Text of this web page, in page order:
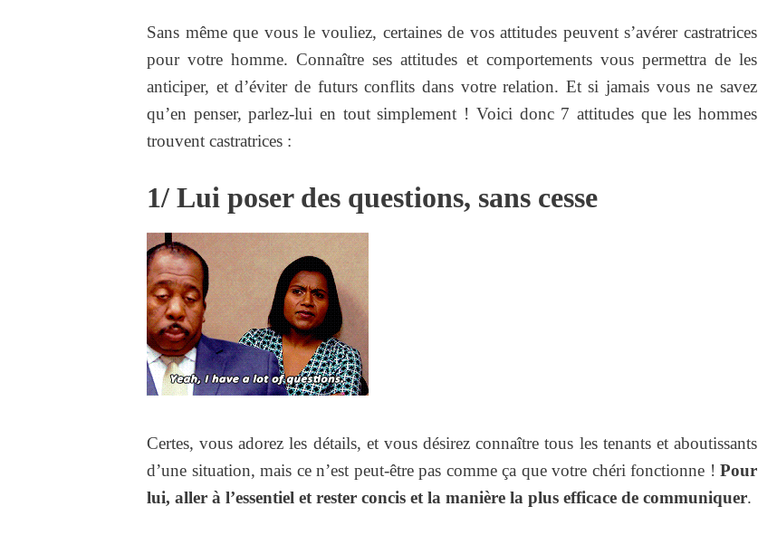
Sans même que vous le vouliez, certaines de vos attitudes peuvent s’avérer castratrices
pour votre homme. Connaître ses attitudes et comportements vous permettra de les
anticiper, et d’éviter de futurs conflits dans votre relation. Et si jamais vous ne savez
qu’en penser, parlez-lui en tout simplement ! Voici donc 7 attitudes que les hommes
trouvent castratrices :
1/ Lui poser des questions, sans cesse
Certes, vous adorez les détails, et vous désirez connaître tous les tenants et aboutissants
d’une situation, mais ce n’est peut-être pas comme ça que votre chéri fonctionne ! Pour
lui, aller à l’essentiel et rester concis et la manière la plus efficace de communiquer.